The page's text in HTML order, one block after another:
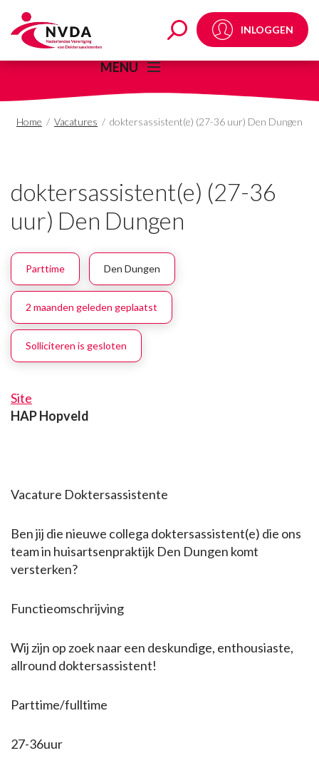
doktersassistent(e)
INLOGGEN
MENU
Home / Vacatures / doktersassistent(e) (27-36 uur) Den Dungen
doktersassistent(e) (27-36
uur) Den Dungen
Parttime Den Dungen
2 maanden geleden geplaatst
Solliciteren is gesloten
Site
HAP Hopveld
Vacature Doktersassistente
Ben jij die nieuwe collega doktersassistent(e) die ons
team in huisartsenpraktijk Den Dungen komt
versterken?
Functieomschrijving
Wij zijn op zoek naar een deskundige, enthousiaste,
allround doktersassistent!
Parttime/fulltime
27-36uur